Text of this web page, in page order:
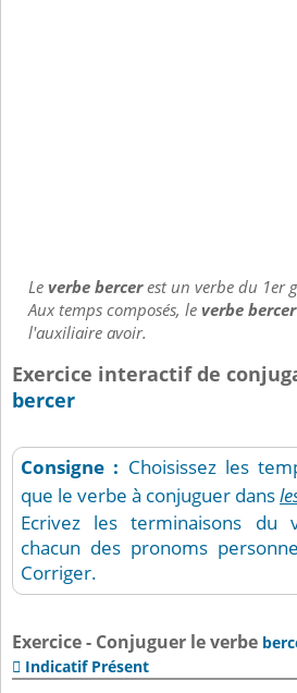
Leverbe bercerest un verbe du 1er
Aux temps composés, leverbe bercer
l'auxiliaire avoir.
Exercice interactif de
bercer
Consigne : Choisissez les
que le verbe à conjuguer dans
Ecrivez les terminaisons du
chacun des pronoms
Corriger.
Exercice - Conjuguer le verbe
 Indicatif Présent